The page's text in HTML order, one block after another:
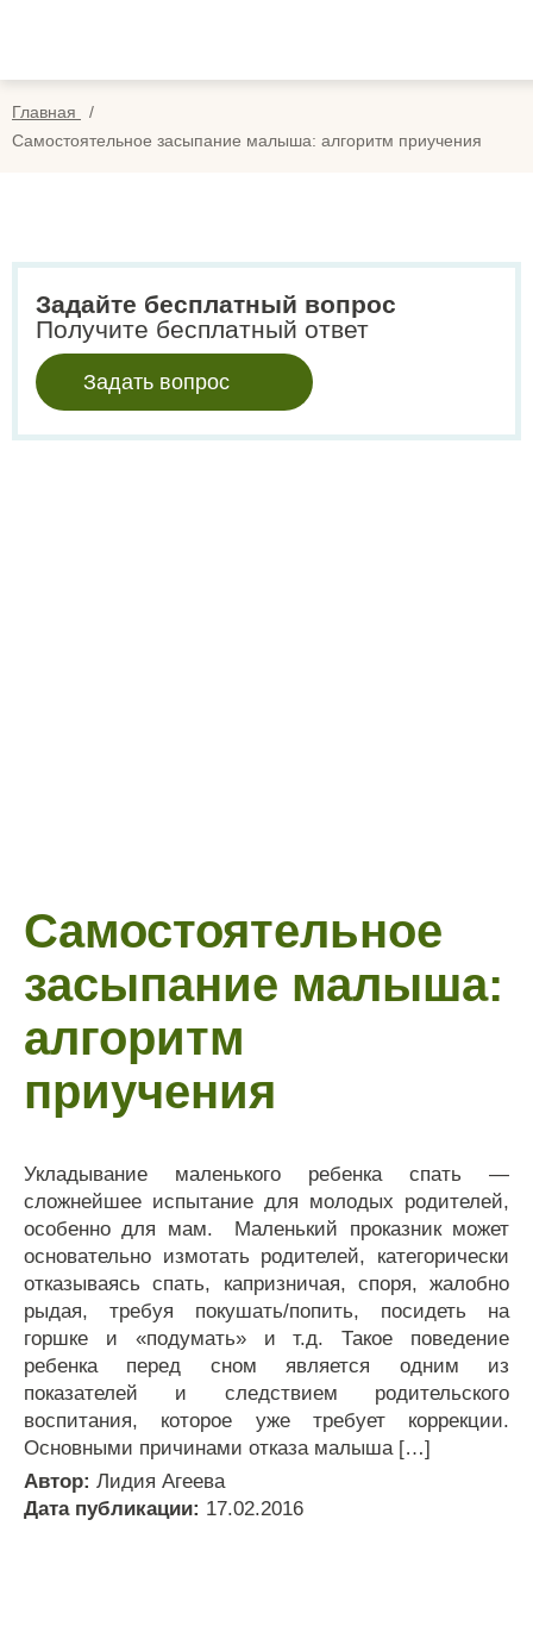
Оплата
Главная
Самостоятельное засыпание малыша: алгоритм приучения
Задайте бесплатный вопрос
Получите бесплатный ответ
Задать вопрос
Самостоятельное
засыпание малыша:
алгоритм
приучения
Укладывание маленького ребенка спать —
сложнейшее испытание для молодых родителей,
особенно для мам. Маленький проказник может
основательно измотать родителей, категорически
отказываясь спать, капризничая, споря, жалобно
рыдая, требуя покушать/попить, посидеть на
горшке и «подумать» и т.д. Такое поведение
ребенка перед сном является одним из
показателей и следствием родительского
воспитания, которое уже требует коррекции.
Основными причинами отказа малыша […]
Автор: Лидия Агеева
Дата публикации: 17.02.2016